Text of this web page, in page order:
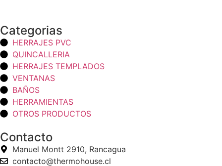
Categorias
HERRAJES PVC
QUINCALLERIA
HERRAJES TEMPLADOS
VENTANAS
BAÑOS
HERRAMIENTAS
OTROS PRODUCTOS
Contacto
Manuel Montt 2910, Rancagua
contacto@thermohouse.cl